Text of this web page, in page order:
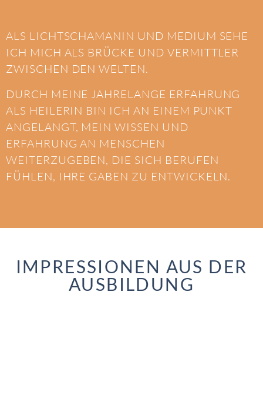
ALS LICHTSCHAMANIN UND MEDIUM SEHE
ICH MICH ALS BRÜCKE UND VERMITTLER
ZWISCHEN DEN WELTEN.
DURCH MEINE JAHRELANGE ERFAHRUNG
ALS HEILERIN BIN ICH AN EINEM PUNKT
ANGELANGT, MEIN WISSEN UND
ERFAHRUNG AN MENSCHEN
WEITERZUGEBEN, DIE SICH BERUFEN
FÜHLEN, IHRE GABEN ZU ENTWICKELN.
IMPRESSIONEN AUS DER
AUSBILDUNG